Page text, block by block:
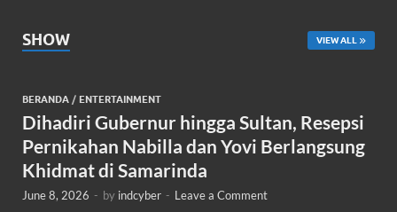
SHOW VIEW ALL
BERANDA / ENTERTAINMENT
Dihadiri Gubernur hingga Sultan, Resepsi
Pernikahan Nabilla dan Yovi Berlangsung
Khidmat di Samarinda
June 8, 2026 - by indcyber - Leave a Comment